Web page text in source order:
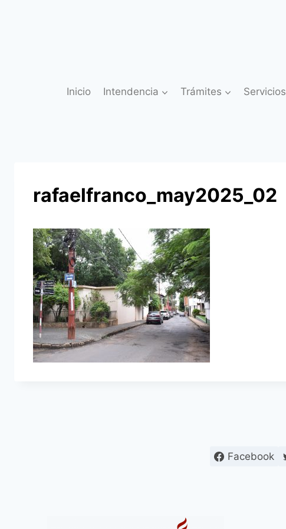
Inicio Intendencia Trámites Servicios
rafaelfranco_may2025_02
Facebook